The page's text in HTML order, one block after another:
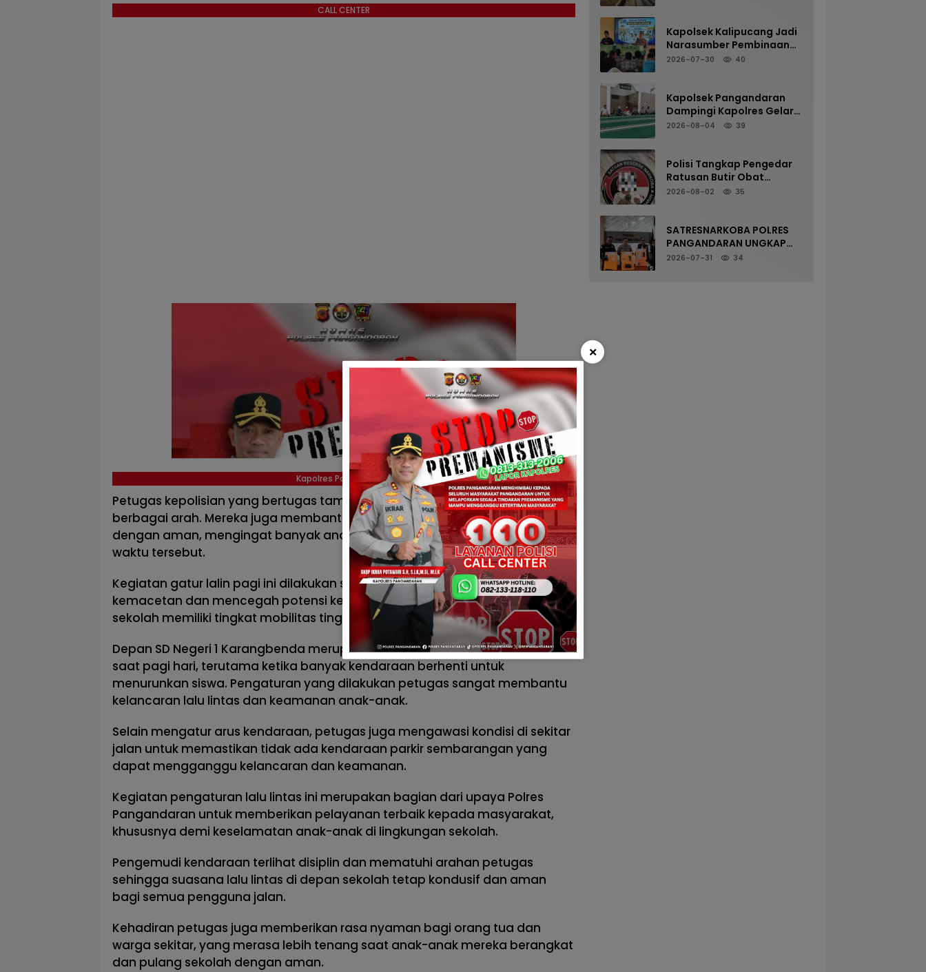
CALL CENTER
Kapolres Pangandaran
Petugas kepolisian yang bertugas tampak sigap mengatur kendaraan dari
berbagai arah. Mereka juga membantu siswa dan siswi menyeberang jalan
dengan aman, mengingat banyak anak yang berangkat ke sekolah pada
waktu tersebut.
Kegiatan gatur lalin pagi ini dilakukan secara rutin untuk mengantisipasi
kemacetan dan mencegah potensi kecelakaan, terutama karena area
sekolah memiliki tingkat mobilitas tinggi pada jam masuk sekolah.
Depan SD Negeri 1 Karangbenda merupakan area yang rawan kemacetan
saat pagi hari, terutama ketika banyak kendaraan berhenti untuk
menurunkan siswa. Pengaturan yang dilakukan petugas sangat membantu
kelancaran lalu lintas dan keamanan anak-anak.
Selain mengatur arus kendaraan, petugas juga mengawasi kondisi di sekitar
jalan untuk memastikan tidak ada kendaraan parkir sembarangan yang
dapat mengganggu kelancaran dan keamanan.
Kegiatan pengaturan lalu lintas ini merupakan bagian dari upaya Polres
Pangandaran untuk memberikan pelayanan terbaik kepada masyarakat,
khususnya demi keselamatan anak-anak di lingkungan sekolah.
Pengemudi kendaraan terlihat disiplin dan mematuhi arahan petugas
sehingga suasana lalu lintas di depan sekolah tetap kondusif dan aman
bagi semua pengguna jalan.
Kehadiran petugas juga memberikan rasa nyaman bagi orang tua dan
warga sekitar, yang merasa lebih tenang saat anak-anak mereka berangkat
dan pulang sekolah dengan aman.
Kapolsek Kalipucang Jadi
Narasumber Pembinaan
Siswa di SMP Negeri 2
2026-07-30 40
Kapolsek Pangandaran
Dampingi Kapolres Gelar
Sholat Subuh Keliling di
Jaga Kamtibmas
2026-08-04 39
Polisi Tangkap Pengedar
Ratusan Butir Obat
Terlarang di Cijulang
2026-08-02 35
SATRESNARKOBA POLRES
PANGANDARAN UNGKAP
KASUS NARKOTIKA MELALUI
2026-07-31 34
×